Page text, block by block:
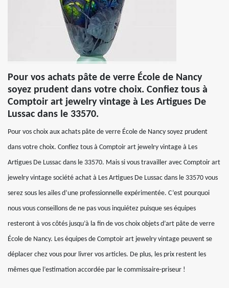
Pour vos achats pâte de verre École de Nancy
soyez prudent dans votre choix. Confiez tous à
Comptoir art jewelry vintage à Les Artigues De
Lussac dans le 33570.
Pour vos choix aux achats pâte de verre École de Nancy soyez prudent
dans votre choix. Confiez tous à Comptoir art jewelry vintage à Les
Artigues De Lussac dans le 33570. Mais si vous travailler avec Comptoir art
jewelry vintage société achat à Les Artigues De Lussac dans le 33570 vous
serez sous les ailes d’une professionnelle expérimentée. C’est pourquoi
nous vous conseillons de ne pas vous inquiétez puisque ses équipes
resteront à vos côtés jusqu’à la fin de vos choix objets d’art pâte de verre
École de Nancy. Les équipes de Comptoir art jewelry vintage peuvent se
déplacer chez vous pour livrer vos articles. De plus, les prix restent les
mêmes que l’estimation accordée par le commissaire-priseur !